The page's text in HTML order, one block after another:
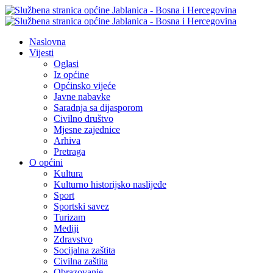
Naslovna
Vijesti
Oglasi
Iz općine
Općinsko vijeće
Javne nabavke
Saradnja sa dijasporom
Civilno društvo
Mjesne zajednice
Arhiva
Pretraga
O općini
Kultura
Kulturno historijsko naslijeđe
Sport
Sportski savez
Turizam
Mediji
Zdravstvo
Socijalna zaštita
Civilna zaštita